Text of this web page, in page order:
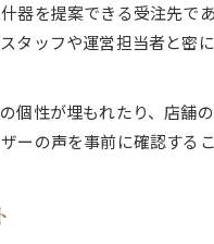
器を提案できる受注先
タッフや運営担当者と
個性が埋もれたり、店
ーの声を事前に確認するこ